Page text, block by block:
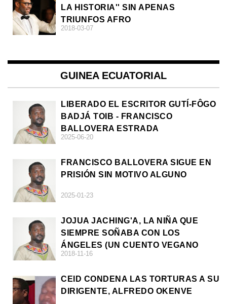
LA HISTORIA'' SIN APENAS
TRIUNFOS AFRO
2018-03-07
GUINEA ECUATORIAL
LIBERADO EL ESCRITOR GUTÍ-FÔGO
BADJÁ TOIB - FRANCISCO
BALLOVERA ESTRADA
2025-06-20
FRANCISCO BALLOVERA SIGUE EN
PRISIÓN SIN MOTIVO ALGUNO
2025-01-23
JOJUA JACHING'A, LA NIÑA QUE
SIEMPRE SOÑABA CON LOS
ÁNGELES (UN CUENTO VEGANO
AFRICANO)
2018-11-16
CEID CONDENA LAS TORTURAS A SU
DIRIGENTE, ALFREDO OKENVE